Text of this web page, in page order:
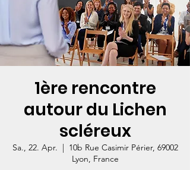
1ère rencontre
autour du Lichen
scléreux
Sa., 22. Apr.
  |
10b Rue Casimir Périer, 69002
Lyon, France